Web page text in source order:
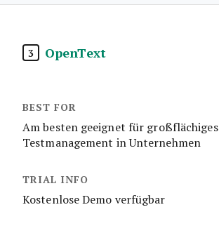
3 OpenText
Am besten geeignet für großflächiges
Testmanagement in Unternehmen
Kostenlose Demo verfügbar